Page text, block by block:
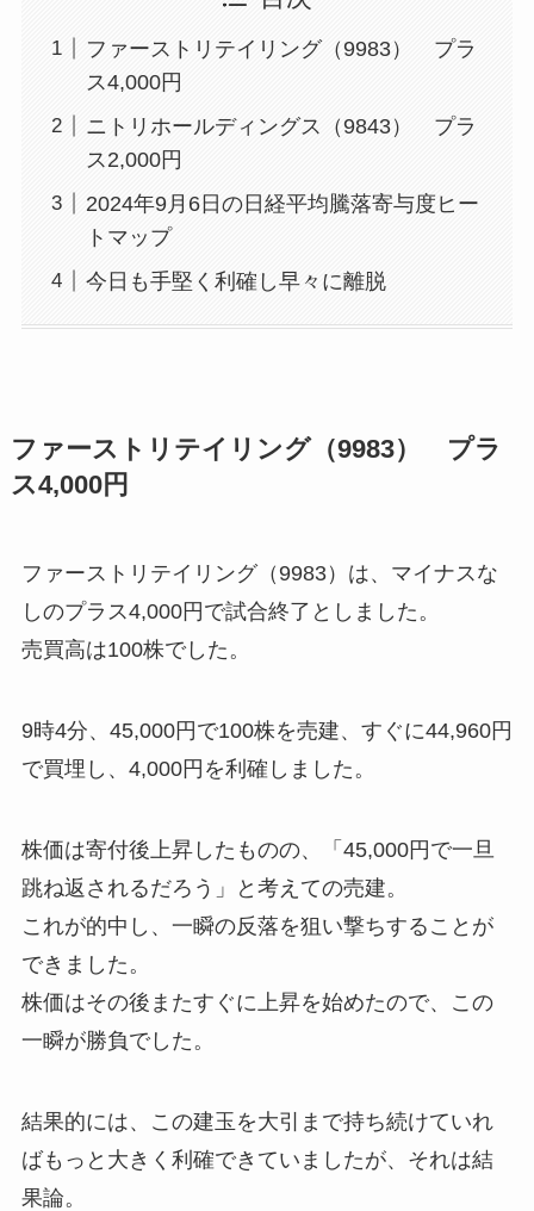
ファーストリテイリング（9983） プラ
ス4,000円
ニトリホールディングス（9843） プラ
ス2,000円
2024年9月6日の日経平均騰落寄与度ヒー
トマップ
今日も手堅く利確し早々に離脱
ファーストリテイリング（9983） プラ
ス4,000円
ファーストリテイリング（9983）は、マイナスな
しのプラス4,000円で試合終了としました。
売買高は100株でした。
9時4分、45,000円で100株を売建、すぐに44,960円
で買埋し、4,000円を利確しました。
株価は寄付後上昇したものの、「45,000円で一旦
跳ね返されるだろう」と考えての売建。
これが的中し、一瞬の反落を狙い撃ちすることが
できました。
株価はその後またすぐに上昇を始めたので、この
一瞬が勝負でした。
結果的には、この建玉を大引まで持ち続けていれ
ばもっと大きく利確できていましたが、それは結
果論。